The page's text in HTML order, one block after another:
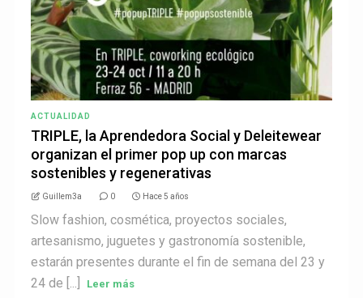
ACTUALIDAD
TRIPLE, la Aprendedora Social y Deleitewear
organizan el primer pop up con marcas
sostenibles y regenerativas
Guillem3a 0 Hace 5 años
Slow fashion, cosmética, proyectos sociales,
artesanismo, juguetes y gastronomía sostenible,
estarán presentes durante el fin de semana del 23 y
24 de [...]
Leer más